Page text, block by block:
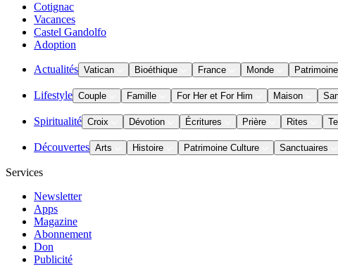
Cotignac
Vacances
Castel Gandolfo
Adoption
Actualités Vatican Bioéthique France Monde
Lifestyle Couple Famille For Her et For Him Maison
Spiritualité Croix Dévotion Écritures Prière Rites
Découvertes Arts Histoire Patrimoine Culture Sanctuaires
Services
Newsletter
Apps
Magazine
Abonnement
Don
Publicité